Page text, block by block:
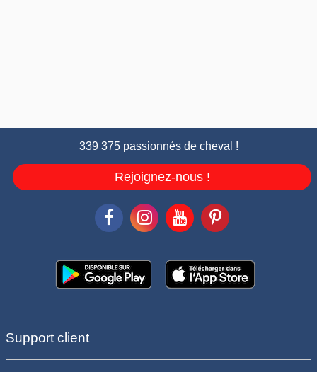
339 375 passionnés de cheval !
Rejoignez-nous !
Support client